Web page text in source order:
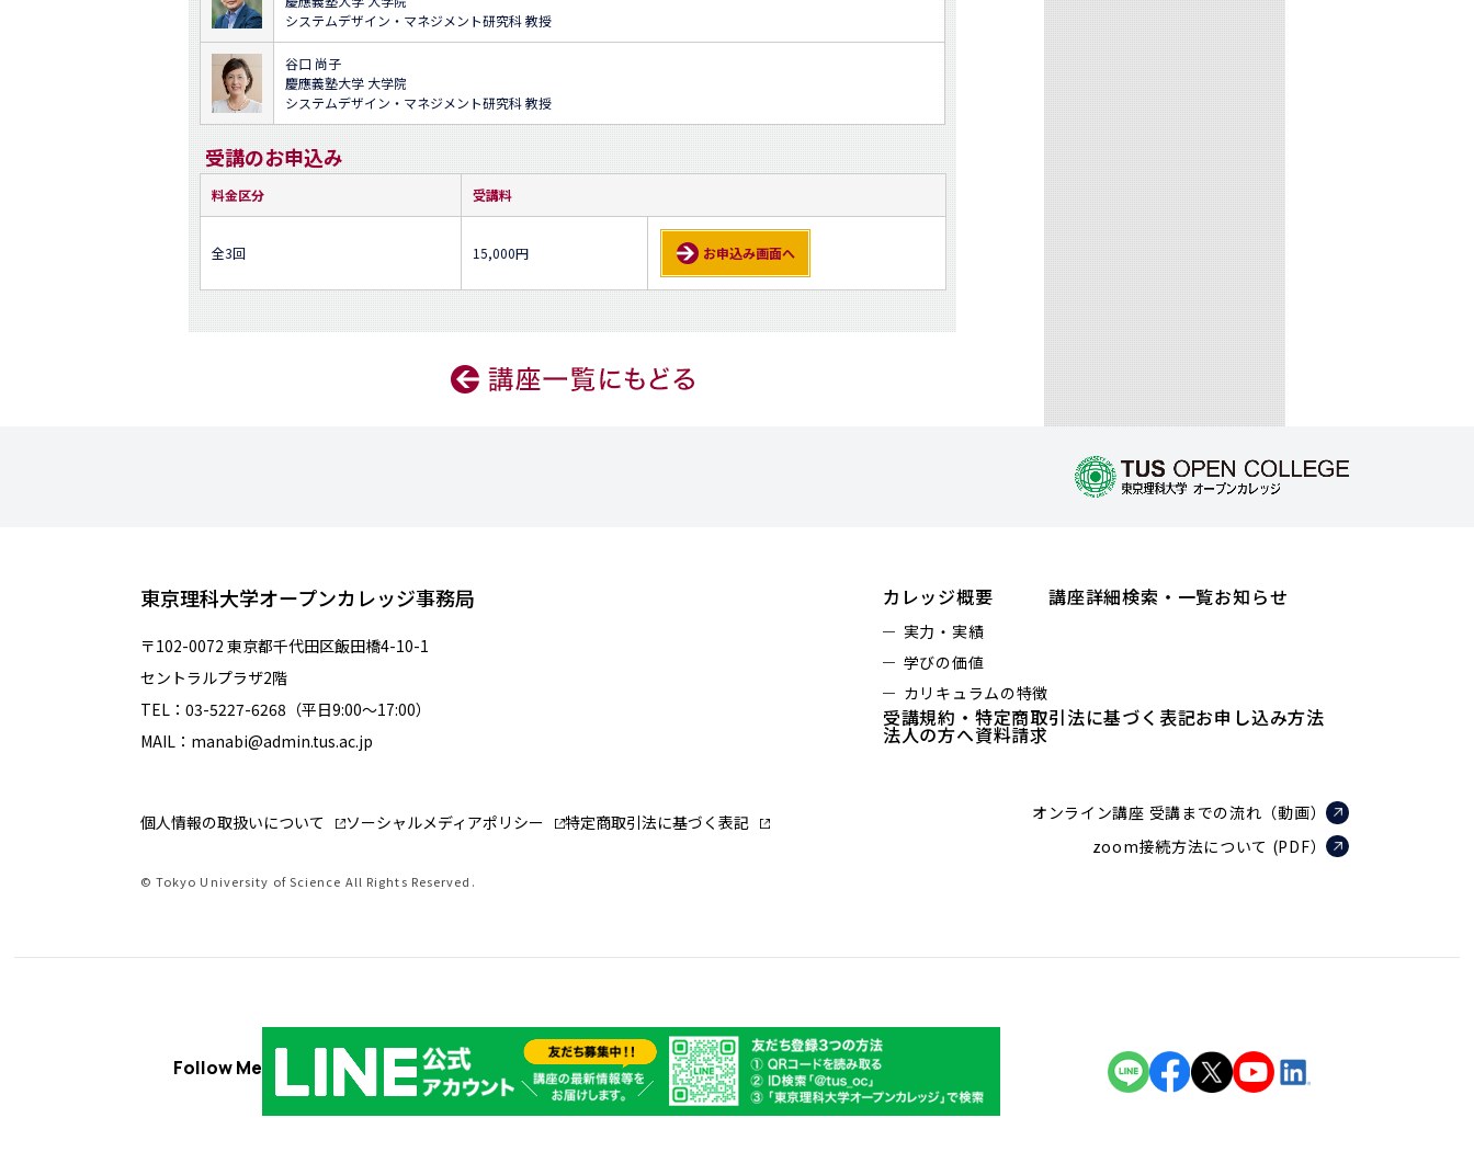
システムデザイン・マネジメント研究科 教授
谷口 尚子
慶應義塾大学 大学院
システムデザイン・マネジメント研究科 教授
受講のお申込み
料金区分 受講料
全3回 15,000円 お申込み画面へ
東京理科大学オープンカレッジ事務局
〒102-0072 東京都千代田区飯田橋4-10-1
セントラルプラザ2階
TEL：03-5227-6268（平日9:00～17:00）
MAIL：manabi@admin.tus.ac.jp
個人情報の取扱いについて ソーシャルメディアポリシー 特定商取引法に基づく表記
© Tokyo University of Science All Rights Reserved.
カレッジ概要
実力・実績
学びの価値
カリキュラムの特徴
講座詳細検索・一覧お知らせ
受講規約・特定商取引法に基づく表記お申し込み方法
法人の方へ資料請求
オンライン講座 受講までの流れ（動画）
zoom接続方法について (PDF）
Follow Me